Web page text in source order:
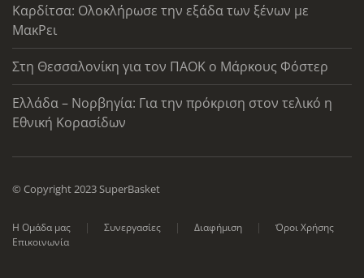
Καρδίτσα: Ολοκλήρωσε την εξάδα των ξένων με
ΜακΡει
Στη Θεσσαλονίκη για τον ΠΑΟΚ ο Μάρκους Φόστερ
Ελλάδα – Νορβηγία: Για την πρόκριση στον τελικό η
Εθνική Κορασίδων
© Copyright 2023 SuperBasket
Η Ομάδα μας Συνεργασίες Διαφήμιση
Όροι Χρήσης
Επικοινωνία